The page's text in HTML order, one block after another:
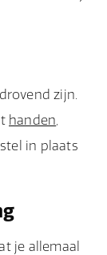
zijn.
handen,
in plaats
je allemaal